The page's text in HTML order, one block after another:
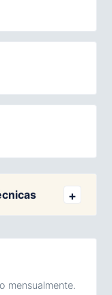
mensualmente.